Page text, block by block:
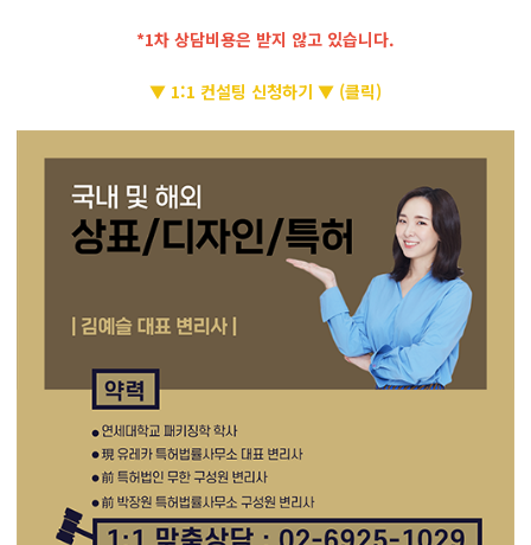
*1차 상담비용은 받지 않고 있습니다.
▼ 1:1 컨설팅 신청하기 ▼ (클릭)